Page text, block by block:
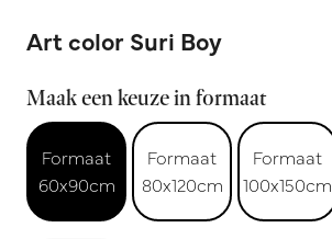
Art color Suri Boy
Maak een keuze in formaat
Formaat
60x90cm
Formaat
80x120cm
Formaat
100x150cm